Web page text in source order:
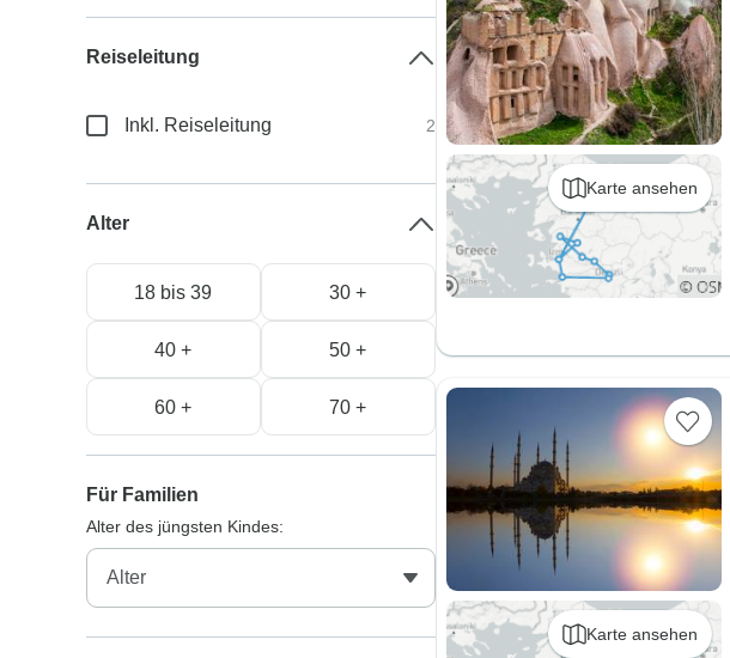
Karte ansehen
Karte ansehen
Reiseleitung
Inkl. Reiseleitung 2
Alter
18 bis 39 30 +
40 + 50 +
60 + 70 +
Für Familien
Alter des jüngsten Kindes: